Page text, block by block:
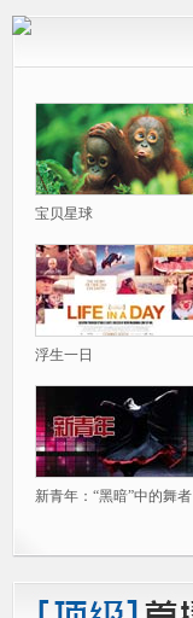
宝贝星球
浮生一日
新青年：“黑暗”中的舞者